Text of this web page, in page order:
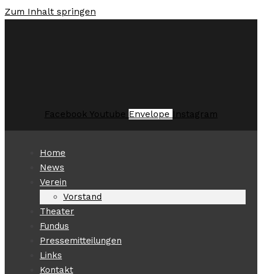
Zum Inhalt springen
Facebook Youtube Envelope Instagram
Home
News
Verein
Vorstand
Theater
Fundus
Pressemitteilungen
Links
Kontakt